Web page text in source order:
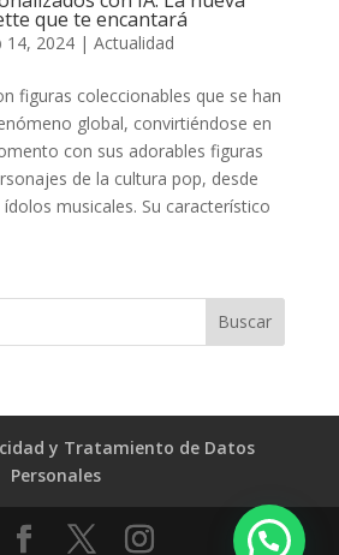
que te encantará
14, 2024| Actualidad
figuras coleccionables que se han
global, convirtiéndose en
con sus adorables figuras
de la cultura pop, desde
musicales. Su característico
y Tratamiento de Datos
Personales